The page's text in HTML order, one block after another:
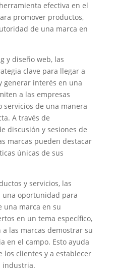
efectiva en el
promover productos,
de una marca en
y diseño web, las
clave para llegar a
generar interés en una
a las empresas
servicios de una manera
A través de
discusión y sesiones de
marcas pueden destacar
únicas de sus
y servicios, las
una oportunidad para
una marca en su
en un tema específico,
las marcas demostrar su
en el campo. Esto ayuda
los clientes y a establecer
industria.